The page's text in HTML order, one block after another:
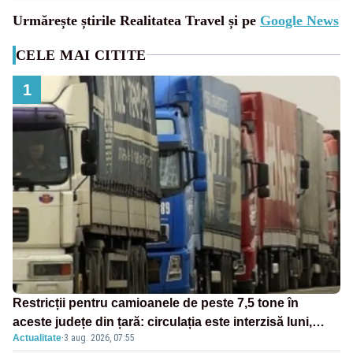
Urmărește știrile Realitatea Travel și pe Google News
CELE MAI CITITE
1
Restricții pentru camioanele de peste 7,5 tone în
aceste județe din țară: circulația este interzisă luni,
între orele 12:00 și 20:00
Actualitate·3 aug. 2026, 07:55